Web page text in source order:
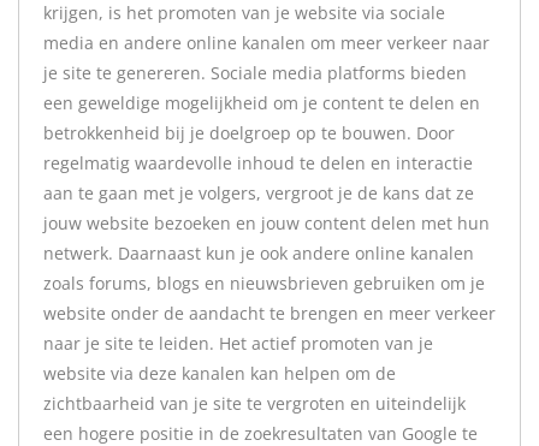
krijgen, is het promoten van je website via sociale
media en andere online kanalen om meer verkeer naar
je site te genereren. Sociale media platforms bieden
een geweldige mogelijkheid om je content te delen en
betrokkenheid bij je doelgroep op te bouwen. Door
regelmatig waardevolle inhoud te delen en interactie
aan te gaan met je volgers, vergroot je de kans dat ze
jouw website bezoeken en jouw content delen met hun
netwerk. Daarnaast kun je ook andere online kanalen
zoals forums, blogs en nieuwsbrieven gebruiken om je
website onder de aandacht te brengen en meer verkeer
naar je site te leiden. Het actief promoten van je
website via deze kanalen kan helpen om de
zichtbaarheid van je site te vergroten en uiteindelijk
een hogere positie in de zoekresultaten van Google te